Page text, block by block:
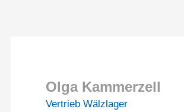
Olga Kammer­zell
Vertrieb Wälzla­ger